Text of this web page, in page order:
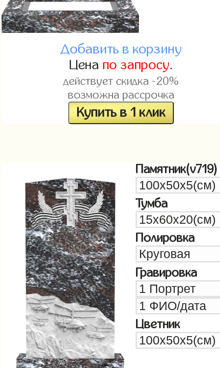
Добавить в корзину
Цена по запросу.
действует скидка -20%
возможна рассрочка
Купить в 1 клик
Памятник(v719)
Тумба
Полировка
Гравировка
Цветник